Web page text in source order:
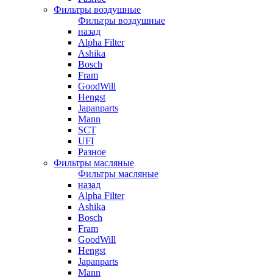
Фильтры воздушные
Фильтры воздушные
назад
Alpha Filter
Ashika
Bosch
Fram
GoodWill
Hengst
Japanparts
Mann
SCT
UFI
Разное
Фильтры масляные
Фильтры масляные
назад
Alpha Filter
Ashika
Bosch
Fram
GoodWill
Hengst
Japanparts
Mann